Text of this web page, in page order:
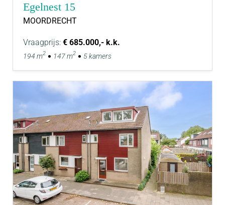
Egelnest 15
MOORDRECHT
Vraagprijs: € 685.000,- k.k.
194 m2 147 m2 5 kamers